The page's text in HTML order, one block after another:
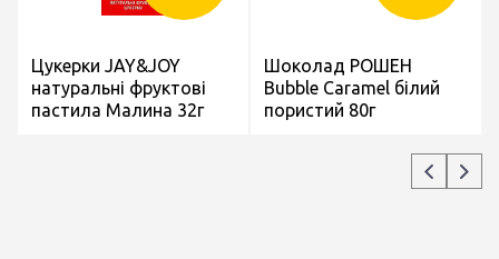
Цукерки JAY&JOY
натуральні фруктові
пастила Малина 32г
Шоколад РОШЕН
Bubble Caramel білий
пористий 80г